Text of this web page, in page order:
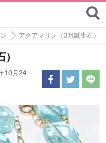
アクアマリン（3月誕生石）
10月24